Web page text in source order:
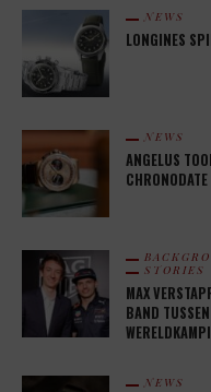
NEWS
LONGINES
NEWS
ANGELUS
STORIES
MAX
BAND
NEWS